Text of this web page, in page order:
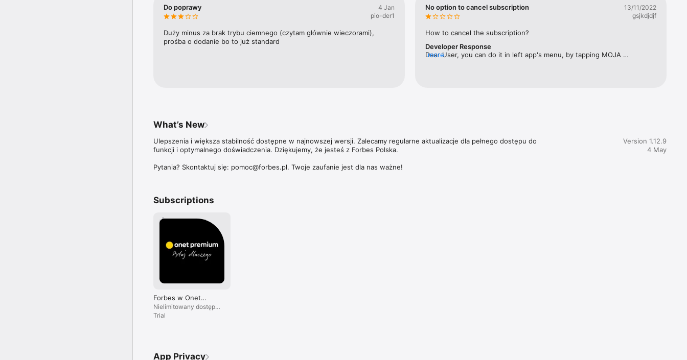
najbardziej dynamicznie zwiększające swoją wartość.
ale także do wszystkich wydań magazynu Forbes Women.
Więcej szczegółów dotyczących subskrypcji, politykę prywatności oraz zasady użytkowania aplikacji
Do poprawy
4 Jan
pio-der1
Duży minus za brak trybu ciemnego (czytam głównie wieczorami),
prośba o dodanie bo to już standard
No option to cancel subscription
13/11/2022
gsjkdjdjf
How to cancel the subscription?
Developer Response
Dear User, you can do it in left app's menu, by tapping MOJA
more
What’s New
Ulepszenia i większa stabilność dostępne w najnowszej wersji. Zalecamy regularne aktualizacje dla pełnego dostępu do
funkcji i optymalnego doświadczenia. Dziękujemy, że jesteś z Forbes Polska.
Pytania? Skontaktuj się: pomoc@forbes.pl. Twoje zaufanie jest dla nas ważne!
Version 1.12.9
4 May
Subscriptions
Forbes w Onet
Premium
Nielimitowany dostęp
do treści i brak reklam.
Trial
App Privacy